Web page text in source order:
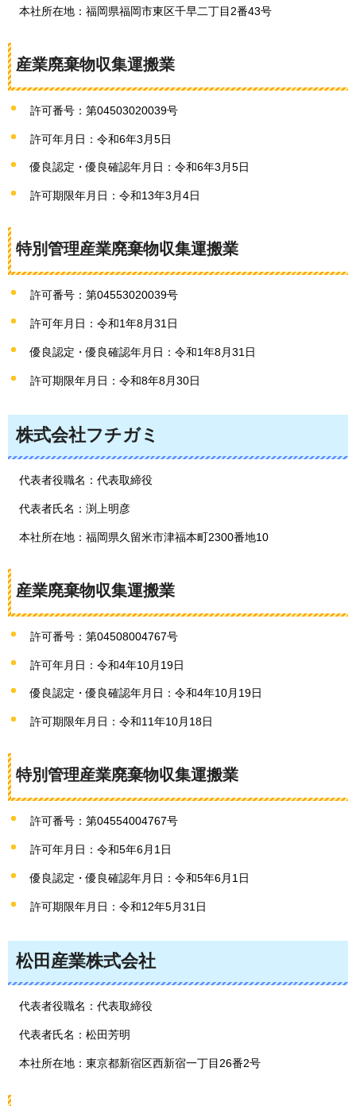
本社所在地：福岡県福岡市東区千早二丁目2番43号
産業廃棄物収集運搬業
許可番号：第04503020039号
許可年月日：令和6年3月5日
優良認定・優良確認年月日：令和6年3月5日
許可期限年月日：令和13年3月4日
特別管理産業廃棄物収集運搬業
許可番号：第04553020039号
許可年月日：令和1年8月31日
優良認定・優良確認年月日：令和1年8月31日
許可期限年月日：令和8年8月30日
株式会社フチガミ
代表者役職名：代表取締役
代表者氏名：渕上明彦
本社所在地：福岡県久留米市津福本町2300番地10
産業廃棄物収集運搬業
許可番号：第04508004767号
許可年月日：令和4年10月19日
優良認定・優良確認年月日：令和4年10月19日
許可期限年月日：令和11年10月18日
特別管理産業廃棄物収集運搬業
許可番号：第04554004767号
許可年月日：令和5年6月1日
優良認定・優良確認年月日：令和5年6月1日
許可期限年月日：令和12年5月31日
松田産業株式会社
代表者役職名：代表取締役
代表者氏名：松田芳明
本社所在地：東京都新宿区西新宿一丁目26番2号